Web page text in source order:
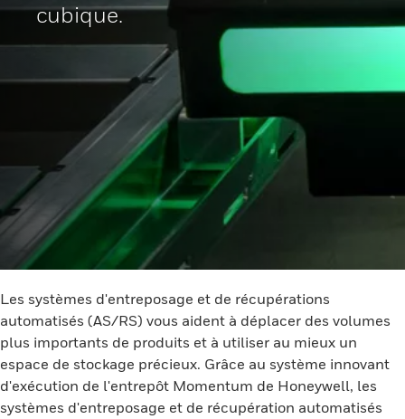
cubique.
Les systèmes d'entreposage et de récupérations
automatisés (AS/RS) vous aident à déplacer des volumes
plus importants de produits et à utiliser au mieux un
espace de stockage précieux. Grâce au système innovant
d'exécution de l'entrepôt Momentum de Honeywell, les
systèmes d'entreposage et de récupération automatisés